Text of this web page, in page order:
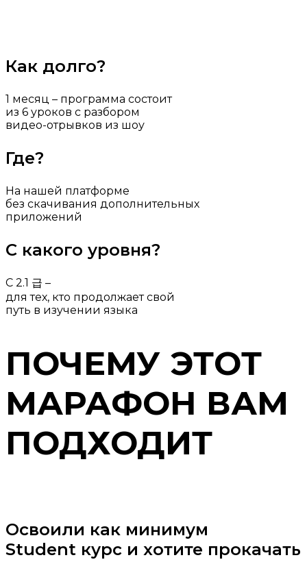
Как долго?
1 месяц – программа состоит
из 6 уроков с разбором
видео-отрывков из шоу
Где?
На нашей платформе
без скачивания дополнительных
приложений
С какого уровня?
С 2.1 급 –
для тех, кто продолжает свой
путь в изучении языка
ПОЧЕМУ ЭТОТ
МАРАФОН ВАМ
ПОДХОДИТ
Освоили как минимум
Student курс и хотите прокачать